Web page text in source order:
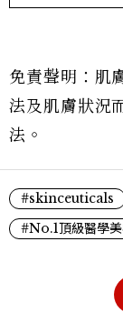
免責聲明：肌
法及肌膚狀況
法。
#skinceuticals
#No.1頂級醫學